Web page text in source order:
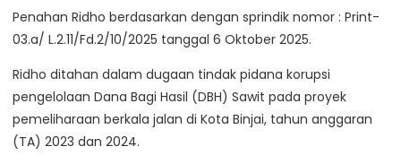
Penahan Ridho berdasarkan dengan sprindik nomor : Print-
03.a/ L.2.11/Fd.2/10/2025 tanggal 6 Oktober 2025.
Ridho ditahan dalam dugaan tindak pidana korupsi
pengelolaan Dana Bagi Hasil (DBH) Sawit pada proyek
pemeliharaan berkala jalan di Kota Binjai, tahun anggaran
(TA) 2023 dan 2024.